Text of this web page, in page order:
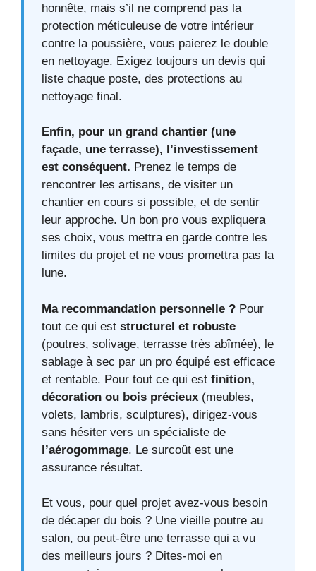
honnête, mais s’il ne comprend pas la
protection méticuleuse de votre intérieur
contre la poussière, vous paierez le double
en nettoyage. Exigez toujours un devis qui
liste chaque poste, des protections au
nettoyage final.
Enfin, pour un grand chantier (une
façade, une terrasse), l’investissement
est conséquent. Prenez le temps de
rencontrer les artisans, de visiter un
chantier en cours si possible, et de sentir
leur approche. Un bon pro vous expliquera
ses choix, vous mettra en garde contre les
limites du projet et ne vous promettra pas la
lune.
Ma recommandation personnelle ? Pour
tout ce qui est structurel et robuste
(poutres, solivage, terrasse très abîmée), le
sablage à sec par un pro équipé est efficace
et rentable. Pour tout ce qui est finition,
décoration ou bois précieux (meubles,
volets, lambris, sculptures), dirigez-vous
sans hésiter vers un spécialiste de
l’aérogommage. Le surcoût est une
assurance résultat.
Et vous, pour quel projet avez-vous besoin
de décaper du bois ? Une vieille poutre au
salon, ou peut-être une terrasse qui a vu
des meilleurs jours ? Dites-moi en